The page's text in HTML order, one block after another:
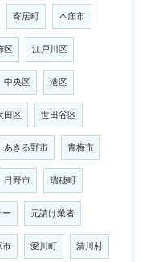
寄居町 本庄市
区 江戸川区
中央区 港区
田区 世田谷区
あきる野市 青梅市
日野市 瑞穂町
ー 元請け業者
市 愛川町 清川村